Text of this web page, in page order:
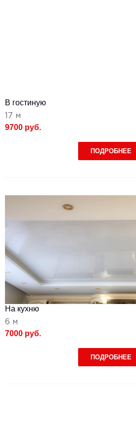
В гостиную
17 м
9700 руб.
ПОДРОБНЕЕ
На кухню
6 м
7000 руб.
ПОДРОБНЕЕ